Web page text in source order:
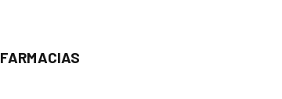
FARMACIAS